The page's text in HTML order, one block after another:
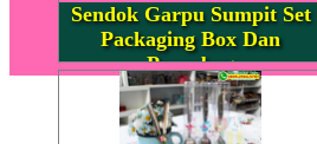
Sendok Garpu Sumpit Set
Packaging Box Dan
Paperbag